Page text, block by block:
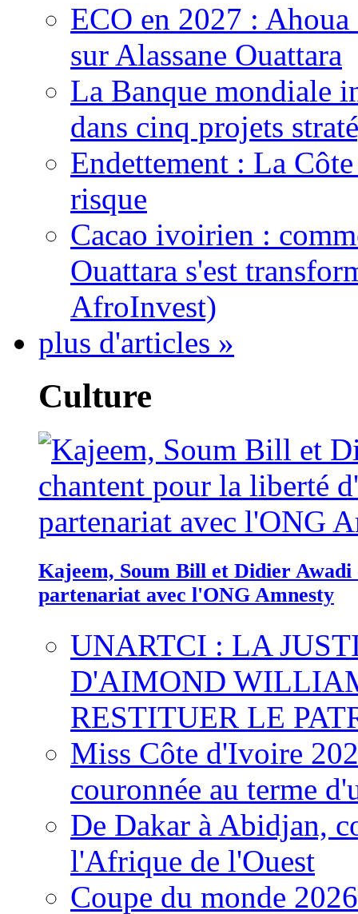
ECO en 2027 :
sur Alassane Ouattara
La Banque mondiale
dans cinq projets
Endettement : La
risque
Cacao ivoirien :
Ouattara s'est
AfroInvest)
plus d'articles »
Culture
Kajeem, Soum Bill et Didier
partenariat avec l'ONG Amnesty
UNARTCI : LA
D'AIMOND
RESTITUER LE
Miss Côte d'Ivoire
couronnée au terme
De Dakar à Abidjan,
l'Afrique de l'Ouest
Coupe du monde